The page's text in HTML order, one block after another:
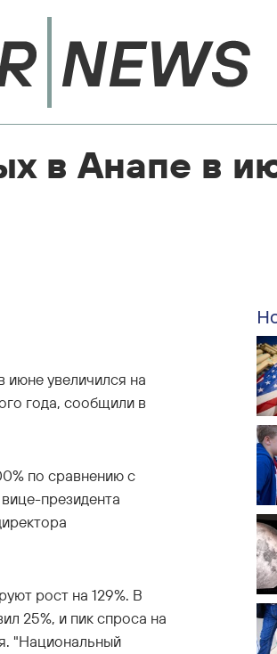
в Анапе в
июне увеличился на
года, сообщили в
по сравнению с
президента
рост на 129%. В
25%, и пик спроса на
"Национальный